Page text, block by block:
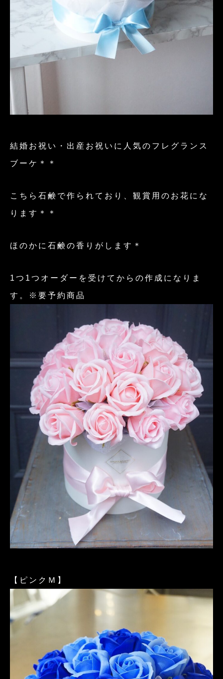
結婚お祝い・出産お祝いに人気のフレグランス
ブーケ＊＊
こちら石鹸で作られており、観賞用のお花にな
ります＊＊
ほのかに石鹸の香りがします＊
1つ1つオーダーを受けてからの作成になりま
す。※要予約商品
【ピンクＭ】